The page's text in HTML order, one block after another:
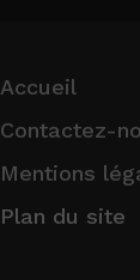
Accueil
Contactez-
Mentions
Plan du site